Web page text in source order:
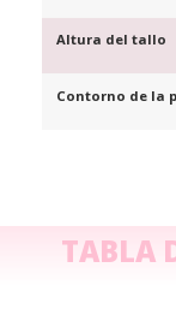
Altura del tallo
Contorno de la
TABLA